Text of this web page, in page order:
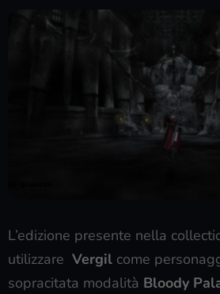
L’edizione presente nella
utilizzare Vergil come
sopracitata modalità Bloody